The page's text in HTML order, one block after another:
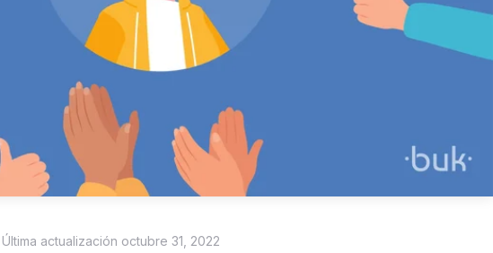
| Última actualización octubre 31, 2022